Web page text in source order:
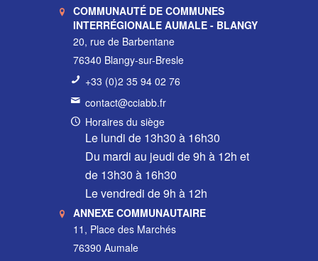
COMMUNAUTÉ DE COMMUNES
INTERRÉGIONALE AUMALE - BLANGY
20, rue de Barbentane
76340 Blangy-sur-Bresle
+33 (0)2 35 94 02 76
contact@cciabb.fr
Horaires du siège
Le lundi de 13h30 à 16h30
Du mardi au jeudi de 9h à 12h et
de 13h30 à 16h30
Le vendredi de 9h à 12h
ANNEXE COMMUNAUTAIRE
11, Place des Marchés
76390 Aumale